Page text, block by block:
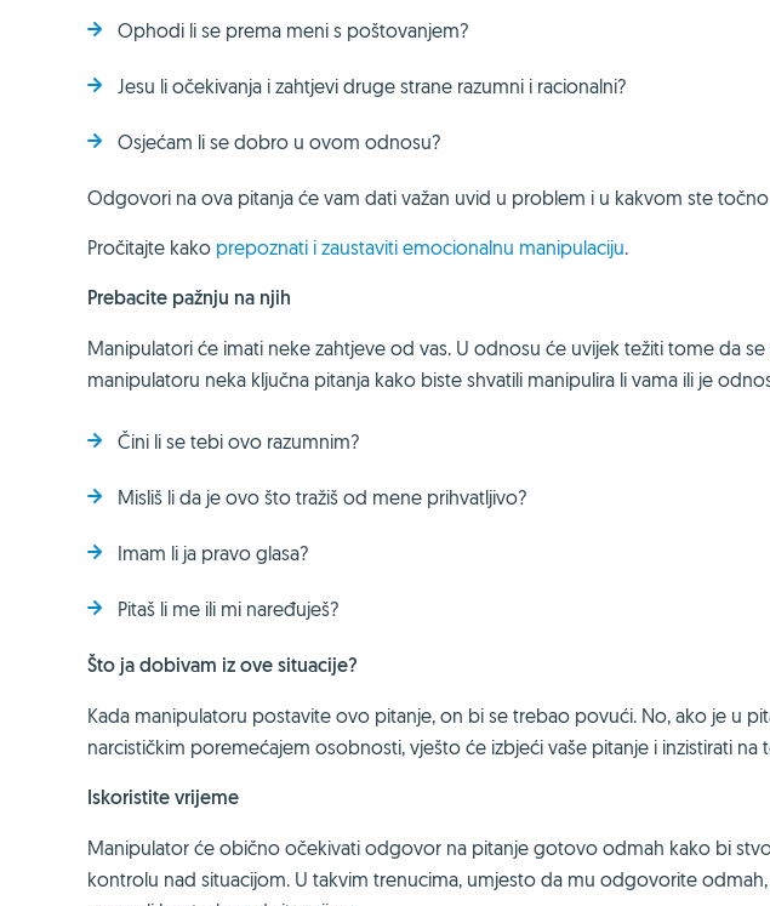
Ophodi li se prema meni s poštovanjem?
Jesu li očekivanja i zahtjevi druge strane razumni i racionalni?
Osjećam li se dobro u ovom odnosu?
Odgovori na ova pitanja će vam dati važan uvid u problem i u kakvom ste
Pročitajte kako prepoznati i zaustaviti emocionalnu manipulaciju.
Prebacite pažnju na njih
Manipulatori će imati neke zahtjeve od vas. U odnosu će uvijek težiti tome da
manipulatoru neka ključna pitanja kako biste shvatili manipulira li vama ili je
Čini li se tebi ovo razumnim?
Misliš li da je ovo što tražiš od mene prihvatljivo?
Imam li ja pravo glasa?
Pitaš li me ili mi naređuješ?
Što ja dobivam iz ove situacije?
Kada manipulatoru postavite ovo pitanje, on bi se trebao povući. No, ako je u
narcističkim poremećajem osobnosti, vješto će izbjeći vaše pitanje i inzistirati
Iskoristite vrijeme
Manipulator će obično očekivati odgovor na pitanje gotovo odmah kako bi
kontrolu nad situacijom. U takvim trenucima, umjesto da mu odgovorite